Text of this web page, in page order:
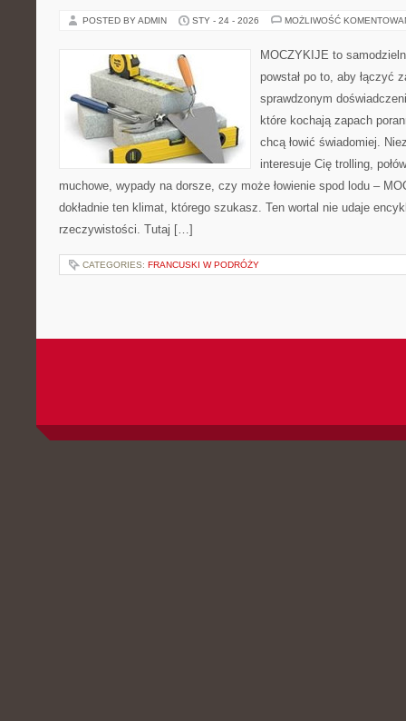
POSTED BY ADMIN STY - 24 - 2026 MOŻLIWOŚĆ
MOCZYKIJE to
powstał po to, aby łączyć
sprawdzonym
które kochają zapach
chcą łowić świadomiej.
interesuje Cię trolling,
muchowe, wypady na dorsze, czy może łowienie spod lodu –
dokładnie ten klimat, którego szukasz. Ten wortal nie udaje
rzeczywistości. Tutaj […]
CATEGORIES: FRANCUSKI W PODRÓŻY